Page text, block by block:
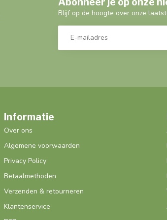
Blijf op de hoogte over onze
Informatie
Over ons
Algemene voorwaarden
Privacy Policy
Betaalmethoden
Verzenden & retourneren
Klantenservice